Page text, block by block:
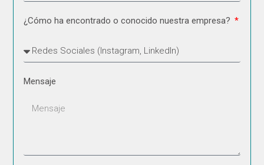
¿Cómo ha encontrado o conocido nuestra empresa?
Mensaje